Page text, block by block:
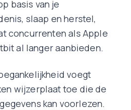
basis van je
slaap en herstel,
concurrenten als Apple
al langer aanbieden.
voegt
wijzerplaat toe die de
kan voorlezen.